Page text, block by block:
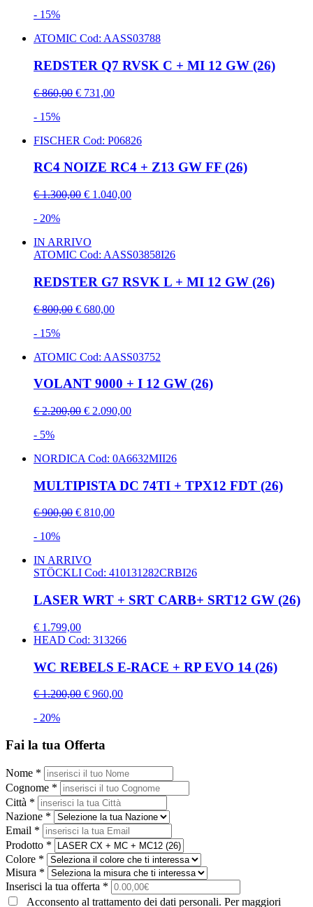
- 15%
ATOMIC Cod: AASS03788
REDSTER Q7 RVSK C + MI 12 GW (26)
€ 860,00 € 731,00
- 15%
FISCHER Cod: P06826
RC4 NOIZE RC4 + Z13 GW FF (26)
€ 1.300,00 € 1.040,00
- 20%
IN ARRIVO
ATOMIC Cod: AASS03858I26
REDSTER G7 RSVK L + MI 12 GW (26)
€ 800,00 € 680,00
- 15%
ATOMIC Cod: AASS03752
VOLANT 9000 + I 12 GW (26)
€ 2.200,00 € 2.090,00
- 5%
NORDICA Cod: 0A6632MII26
MULTIPISTA DC 74TI + TPX12 FDT (26)
€ 900,00 € 810,00
- 10%
IN ARRIVO
STÖCKLI Cod: 410131282CRBI26
LASER WRT + SRT CARB+ SRT12 GW (26)
€ 1.799,00
HEAD Cod: 313266
WC REBELS E-RACE + RP EVO 14 (26)
€ 1.200,00 € 960,00
- 20%
Fai la tua Offerta
Nome *
Cognome *
Città *
Nazione *
Email *
Prodotto *
Colore *
Misura *
Inserisci la tua offerta *
Acconsento al trattamento dei dati personali. Per maggiori